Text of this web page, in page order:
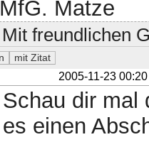
MfG. Matze
Mit freundlichen
2005-11-23 00:20
Schau dir mal
es einen